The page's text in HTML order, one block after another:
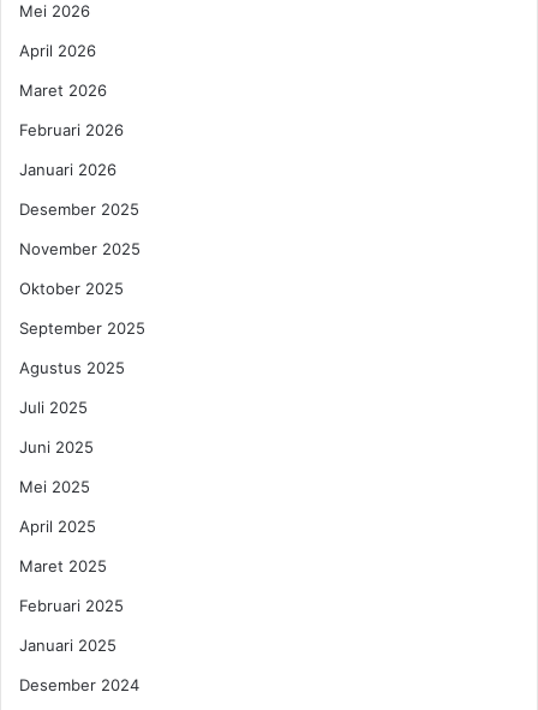
Mei 2026
April 2026
Maret 2026
Februari 2026
Januari 2026
Desember 2025
November 2025
Oktober 2025
September 2025
Agustus 2025
Juli 2025
Juni 2025
Mei 2025
April 2025
Maret 2025
Februari 2025
Januari 2025
Desember 2024